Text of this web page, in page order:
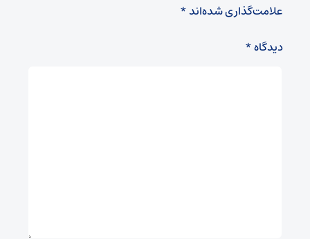
علامت‌گذاری شده‌اند*
دیدگاه*